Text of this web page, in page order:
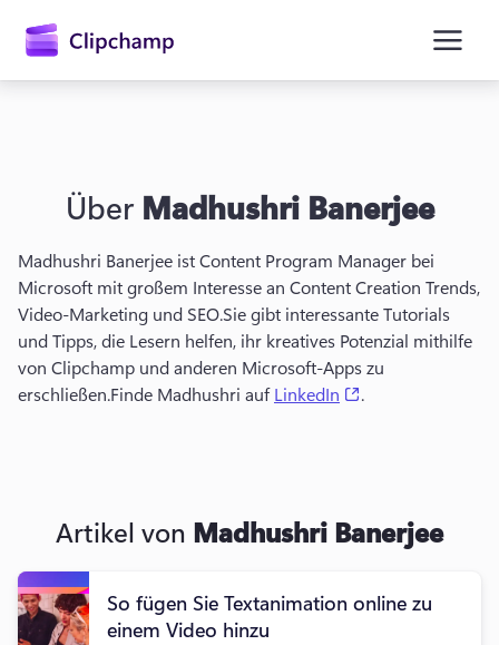
Anmelden
Kostenlos testen
Über Madhushri Banerjee
Madhushri Banerjee ist Content Program Manager bei
Microsoft mit großem Interesse an Content Creation Trends,
Video-Marketing und SEO.Sie gibt interessante Tutorials
und Tipps, die Lesern helfen, ihr kreatives Potenzial mithilfe
von Clipchamp und anderen Microsoft-Apps zu
erschließen.Finde Madhushri auf LinkedIn .
Artikel von Madhushri Banerjee
So fügen Sie Textanimation online zu
einem Video hinzu